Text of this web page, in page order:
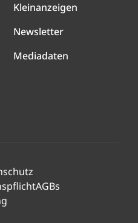
Kleinanzeigen
Newsletter
Mediadaten
AGBs